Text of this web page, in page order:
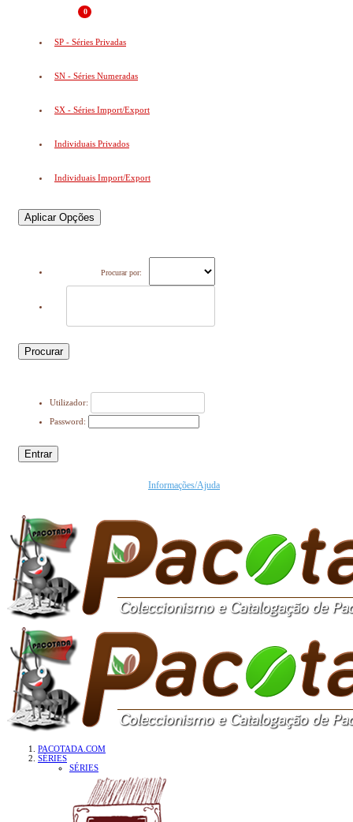
0
SP - Séries Privadas
SN - Séries Numeradas
SX - Séries Import/Export
Individuais Privados
Individuais Import/Export
Aplicar Opções
Procurar por:
Procurar
Utilizador:
Password:
Entrar
Informações/Ajuda
PACOTADA.COM
SÉRIES
SÉRIES